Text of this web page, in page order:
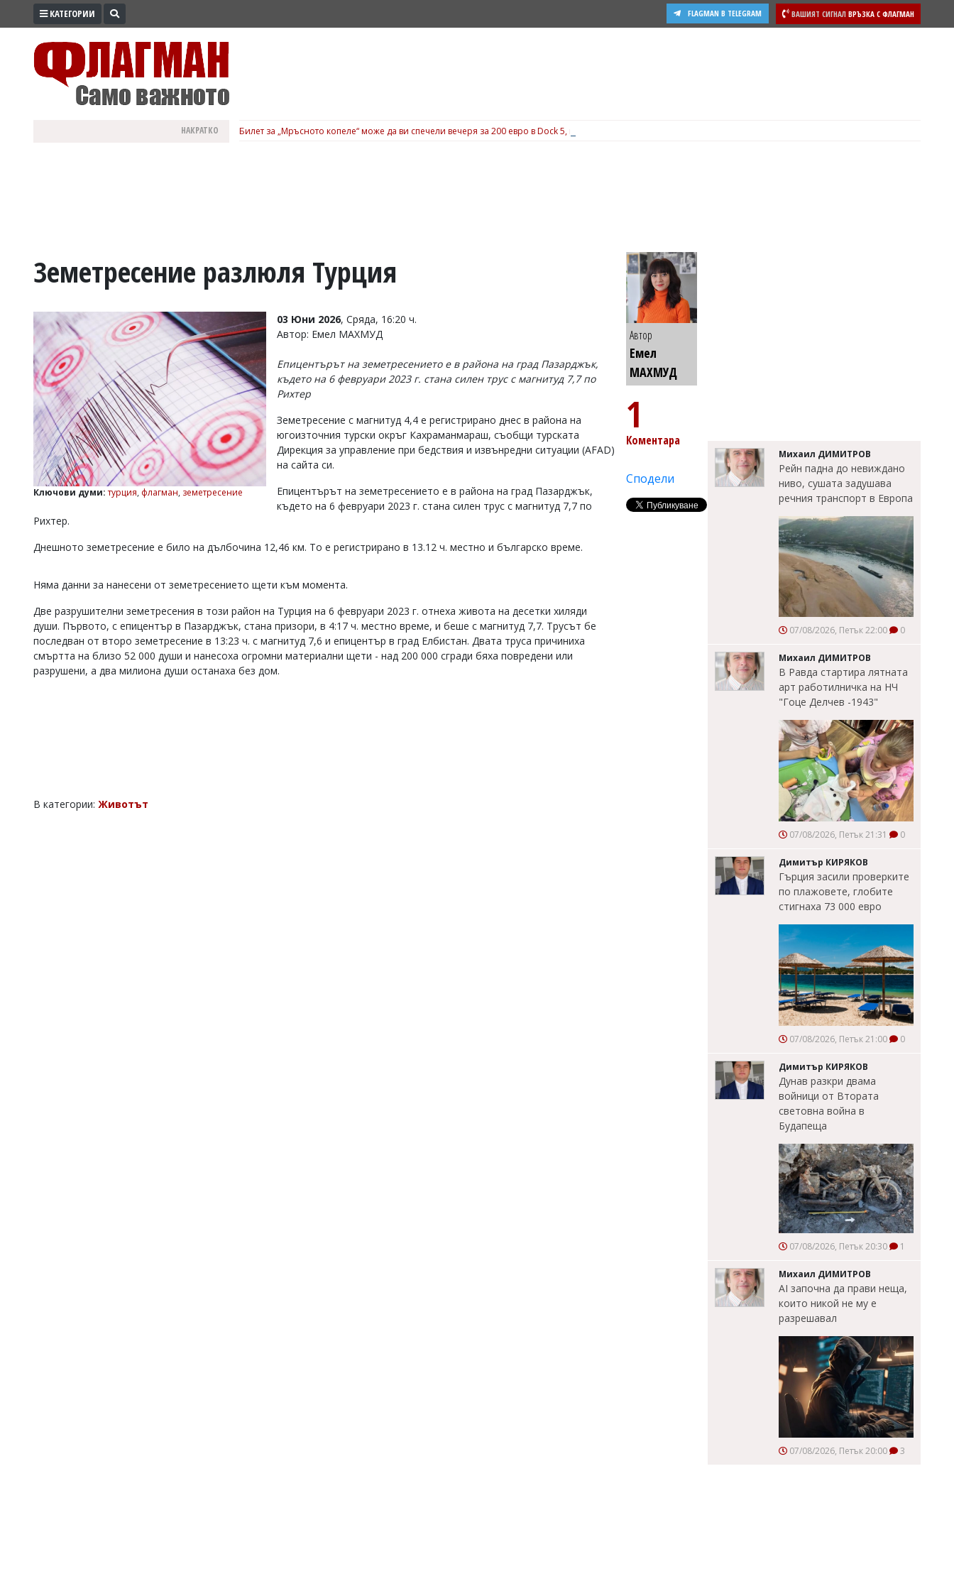
ПРОМО
ВОЙНАТА
УКРАЙНА
СПОРТ
РАЗСЛЕДВАНЕ
БИЗНЕС
Управители:
Веселин
Василев,
v.vasilev@flagman.bg
Касабова,
office@flagman.bg
Коментарите
статиите
КАТЕГОРИИ ВАШИЯТ СИГНАЛ ВРЪЗКА С ФЛАГМАН
FLAGMAN В TELEGRAM
НАКРАТКО Билет за „Мръсното копеле“ може да ви спечели вечеря за 200 евро в Dock 5, вижте подробности
Земетресение разлюля Турция
Ключови думи:турция, флагман, земетресение
03 Юни 2026, Сряда, 16:20 ч.
Автор: Емел МАХМУД
Епицентърът на земетресението е в района на град Пазарджък,
където на 6 февруари 2023 г. стана силен трус с магнитуд 7,7 по
Рихтер
Земетресение с магнитуд 4,4 е регистрирано днес в района на
югоизточния турски окръг Кахраманмараш, съобщи турската
Дирекция за управление при бедствия и извънредни ситуации (AFAD)
на сайта си.
Епицентърът на земетресението е в района на град Пазарджък,
където на 6 февруари 2023 г. стана силен трус с магнитуд 7,7 по
Рихтер.
Днешното земетресение е било на дълбочина 12,46 км. То е регистрирано в 13.12 ч. местно и българско време.
Няма данни за нанесени от земетресението щети към момента.
Две разрушителни земетресения в този район на Турция на 6 февруари 2023 г. отнеха живота на десетки хиляди
души. Първото, с епицентър в Пазарджък, стана призори, в 4:17 ч. местно време, и беше с магнитуд 7,7. Трусът бе
последван от второ земетресение в 13:23 ч. с магнитуд 7,6 и епицентър в град Елбистан. Двата труса причиниха
смъртта на близо 52 000 души и нанесоха огромни материални щети - над 200 000 сгради бяха повредени или
разрушени, а два милиона души останаха без дом.
В категории: Животът
Автор
Емел
МАХМУД
1
Коментара
Сподели
Михаил ДИМИТРОВ
Рейн падна до невиждано
ниво, сушата задушава
речния транспорт в Европа
07/08/2026, Петък 22:00 0
Михаил ДИМИТРОВ
В Равда стартира лятната
арт работилничка на НЧ
"Гоце Делчев -1943"
07/08/2026, Петък 21:31 0
Димитър КИРЯКОВ
Гърция засили проверките
по плажовете, глобите
стигнаха 73 000 евро
07/08/2026, Петък 21:00 0
Димитър КИРЯКОВ
Дунав разкри двама
войници от Втората
световна война в
Будапеща
07/08/2026, Петък 20:30 1
Михаил ДИМИТРОВ
AI започна да прави неща,
които никой не му е
разрешавал
07/08/2026, Петък 20:00 3